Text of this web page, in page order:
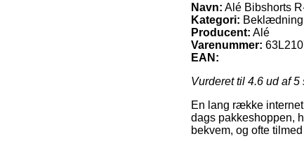
Navn: Alé Bibshorts
Kategori:
Producent: Alé
Varenummer:
EAN:
Vurderet til 4.6 ud af 5
En lang række
dags pakkeshoppen,
bekvem, og ofte